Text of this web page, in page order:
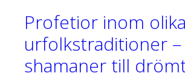
Profetior inom olika
urfolkstraditioner
shamaner till